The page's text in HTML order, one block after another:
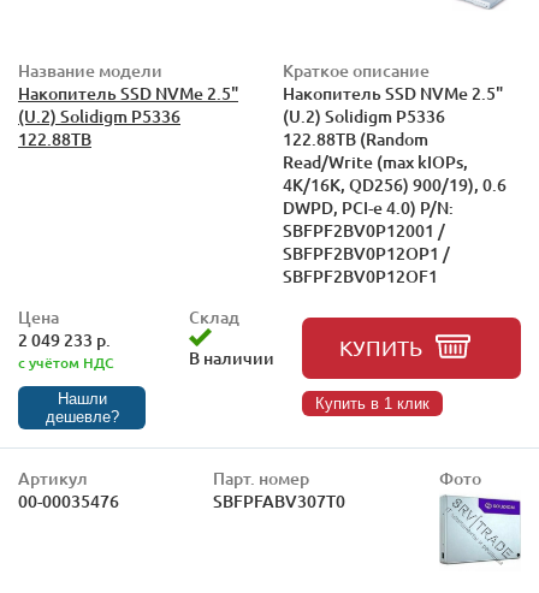
Название модели
Накопитель SSD NVMe 2.5"
(U.2) Solidigm P5336
122.88TB
Краткое описание
Накопитель SSD NVMe 2.5"
(U.2) Solidigm P5336
122.88TB (Random
Read/Write (max kIOPs,
4K/16K, QD256) 900/19), 0.6
DWPD, PCI-e 4.0) P/N:
SBFPF2BV0P12001 /
SBFPF2BV0P12OP1 /
SBFPF2BV0P12OF1
Цена
2 049 233 р.
с учётом НДС
Нашли
дешевле?
Склад
В наличии
КУПИТЬ
Купить в 1 клик
Артикул
00-00035476
Парт. номер
SBFPFABV307T0
Фото